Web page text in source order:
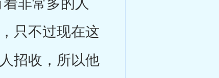
只不过现在这
招收，所以他